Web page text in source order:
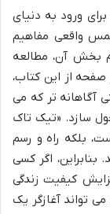
ورود به دنیای
تر، لمس واقعی مفاهیم
بخش آن، مطالعه
از این کتاب،
آگاهانه تر که می
سازد. «تیک تاک
بلکه راه و رسم
بنابراین، اگر کسی
کیفیت زندگی
تواند آغازگر یک